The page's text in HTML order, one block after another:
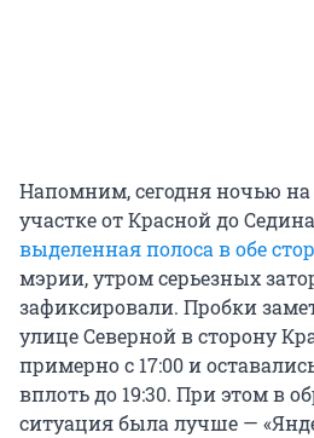
Напомним, сегодня ночью на
участке от Красной до Седина
выделенная полоса в обе
мэрии, утром серьезных
зафиксировали. Пробки
улице Северной в сторону
примерно с 17:00 и
вплоть до 19:30. При этом в
ситуация была лучше —